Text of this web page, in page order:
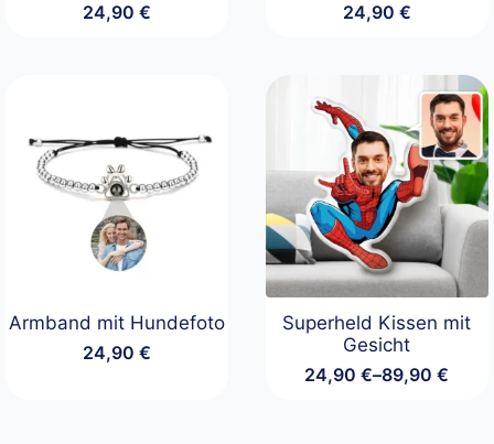
24,90€
24,90 €
Armband mit Hundefoto
24,90€
Superheld Kissen mit
Gesicht
24,90€–89,90€
Preisspanne: